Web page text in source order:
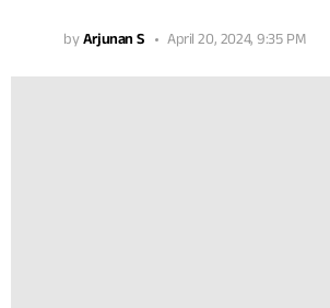
byArjunan S April 20, 2024, 9:35 PM